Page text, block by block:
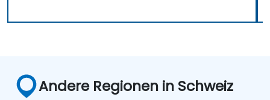
Andere Regionen in Schweiz